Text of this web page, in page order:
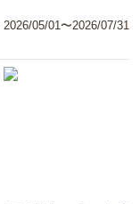
2026/05/01〜2026/07/31